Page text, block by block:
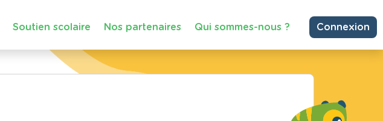
Soutien scolaire Nos partenaires Qui sommes-nous ? Connexion